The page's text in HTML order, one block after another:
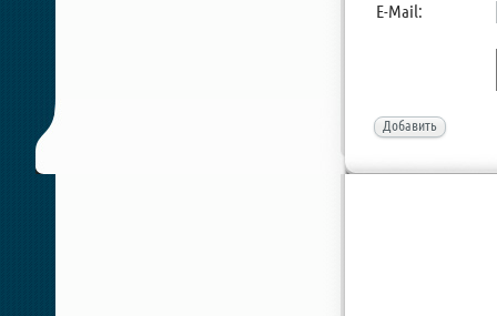
E-Mail:
Добавить